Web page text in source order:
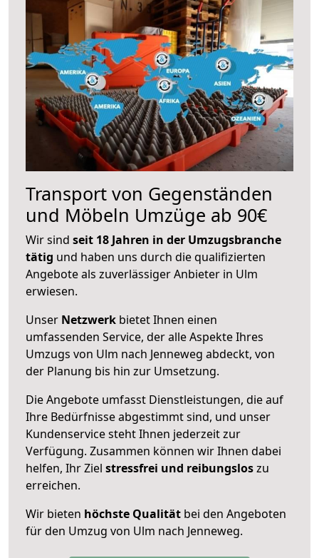
Transport von Gegenständen
und Möbeln Umzüge ab 90€
Wir sind seit 18 Jahren in der Umzugsbranche
tätig und haben uns durch die qualifizierten
Angebote als zuverlässiger Anbieter in Ulm
erwiesen.
Unser Netzwerk bietet Ihnen einen
umfassenden Service, der alle Aspekte Ihres
Umzugs von Ulm nach Jenneweg abdeckt, von
der Planung bis hin zur Umsetzung.
Die Angebote umfasst Dienstleistungen, die auf
Ihre Bedürfnisse abgestimmt sind, und unser
Kundenservice steht Ihnen jederzeit zur
Verfügung. Zusammen können wir Ihnen dabei
helfen, Ihr Ziel stressfrei und reibungsloszu
erreichen.
Wir bieten höchste Qualität bei den Angeboten
für den Umzug von Ulm nach Jenneweg.